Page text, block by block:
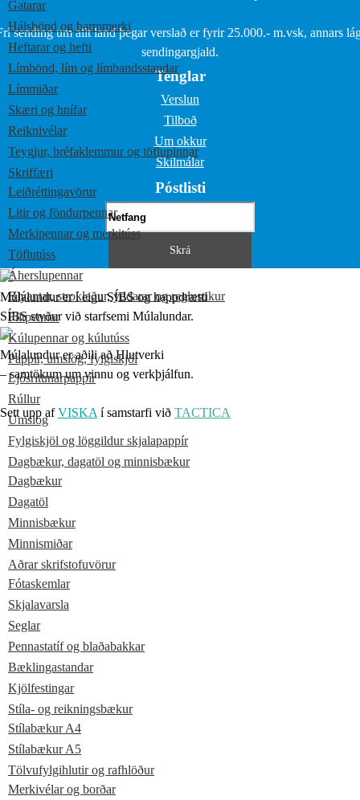
Gatarar
Hálsbönd og barmmerki
Heftarar og hefti
Límbönd, lím og límbandsstandar
Límmiðar
Skæri og hnífar
Reiknivélar
Teygjur, bréfaklemmur og töflupinnar
Skriffæri
Leiðréttingavörur
Litir og föndurpennar
Merkipennar og merkitúss
Töflutúss
Áherslupennar
Blýantar, strokleður, yddarar og reglustikur
Filtpennar
Kúlupennar og kúlutúss
Pappír, umslög, fylgiskjöl
Ljósritunarpappír
Rúllur
Umslög
Fylgiskjöl og löggildur skjalapappír
Dagbækur, dagatöl og minnisbækur
Dagbækur
Dagatöl
Minnisbækur
Minnismiðar
Aðrar skrifstofuvörur
Fótaskemlar
Skjalavarsla
Seglar
Pennastatíf og blaðabakkar
Bæklingastandar
Kjölfestingar
Stíla- og reikningsbækur
Stílabækur A4
Stílabækur A5
Tölvufylgihlutir og rafhlöður
Merkivélar og borðar
sending um allt land þegar verslað er fyrir 25.000.- m.vsk, annars
sendingargjald.
Tenglar
Verslun
Tilboð
Um okkur
Skilmálar
Póstlisti
Múlalundur er í eigu SÍBS og happdrætti
SÍBS styður við starfsemi Múlalundar.
Múlalundur er aðili að Hlutverki
– samtökum um vinnu og verkþjálfun.
Sett upp afVISKA í samstarfi við TACTICA